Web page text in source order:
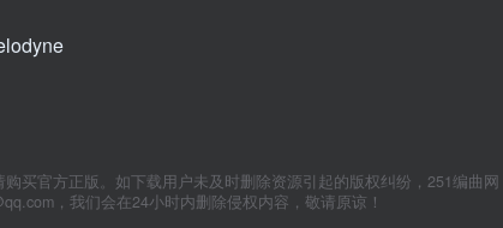
买官方正版。如下载用户未及时删除资源引起的版权纠纷，251编曲网
，我们会在24小时内删除侵权内容，敬请原谅！